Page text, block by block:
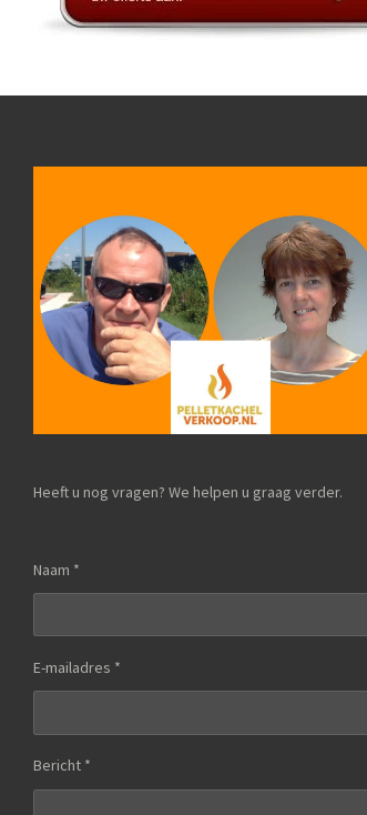
Heeft u nog vragen? We helpen u graag verder.
Naam *
E-mailadres *
Bericht *